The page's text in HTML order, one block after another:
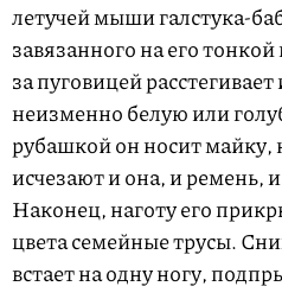
летучей мыши галстука-
завязанного на его
за пуговицей
неизменно белую или
рубашкой он носит майку,
исчезают и она, и ремень,
Наконец, наготу его
цвета семейные трусы.
встает на одну ногу,